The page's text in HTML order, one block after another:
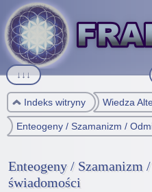
↓↓↓
Indeks witryny Wiedza
Enteogeny / Szamanizm /
Enteogeny / Szamanizm
świadomości